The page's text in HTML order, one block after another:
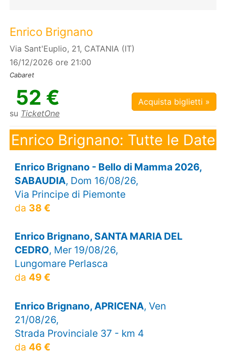
Enrico Brignano
Via Sant'Euplio, 21, CATANIA (IT)
16/12/2026 ore 21:00
Cabaret
52 €
su TicketOne
Acquista biglietti »
Enrico Brignano: Tutte le Date
Enrico Brignano - Bello di Mamma 2026,
SABAUDIA, Dom 16/08/26,
Via Principe di Piemonte
da 38 €
Enrico Brignano, SANTA MARIA DEL
CEDRO, Mer 19/08/26,
Lungomare Perlasca
da 49 €
Enrico Brignano, APRICENA, Ven
21/08/26,
Strada Provinciale 37 - km 4
da 46 €